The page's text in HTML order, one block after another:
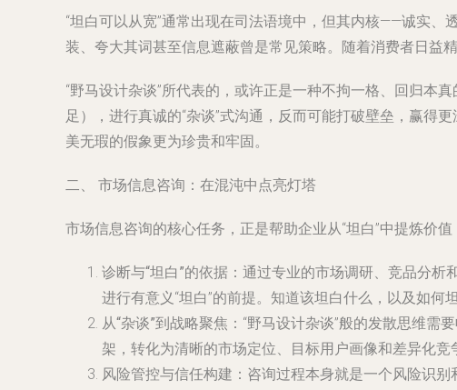
“坦白可以从宽”通常出现在司法语境中，但其内核——诚实
装、夸大其词甚至信息遮蔽曾是常见策略。随着消费者日益
“野马设计杂谈”所代表的，或许正是一种不拘一格、回归本
足），进行真诚的“杂谈”式沟通，反而可能打破壁垒，赢得
美无瑕的假象更为珍贵和牢固。
二、 市场信息咨询：在混沌中点亮灯塔
市场信息咨询的核心任务，正是帮助企业从“坦白”中提炼价
诊断与“坦白”的依据 ：通过专业的市场调研、竞品分
进行有意义“坦白”的前提。知道该坦白什么，以及如何
从“杂谈”到战略聚焦 ：“野马设计杂谈”般的发散思维
架，转化为清晰的市场定位、目标用户画像和差异化竞
风险管控与信任构建 ：咨询过程本身就是一个风险识